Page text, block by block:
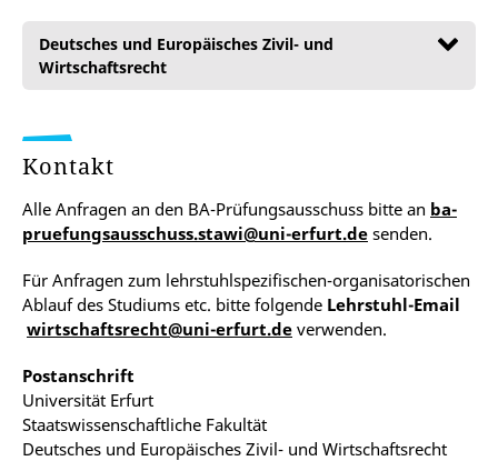
Deutsches und Europäisches Zivil- und
Wirtschaftsrecht
Kontakt
Alle Anfragen an den BA-Prüfungsausschuss bitte an ba-
pruefungsausschuss.stawi@uni-erfurt.de senden.
Für Anfragen zum lehrstuhlspezifischen-organisatorischen
Ablauf des Studiums etc. bitte folgende Lehrstuhl-Email
wirtschaftsrecht@uni-erfurt.de verwenden.
Postanschrift
Universität Erfurt
Staatswissenschaftliche Fakultät
Deutsches und Europäisches Zivil- und Wirtschaftsrecht